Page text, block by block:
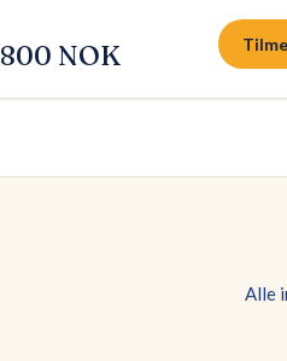
800 NOK
Alle